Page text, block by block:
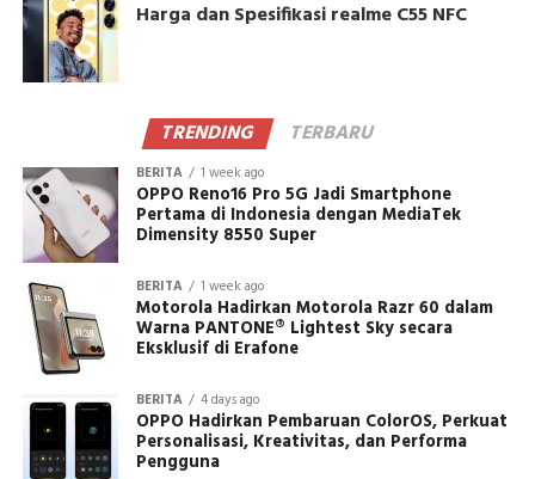
Harga dan Spesifikasi realme C55 NFC
TRENDING TERBARU
BERITA 1 week ago
OPPO Reno16 Pro 5G Jadi Smartphone
Pertama di Indonesia dengan MediaTek
Dimensity 8550 Super
BERITA 1 week ago
Motorola Hadirkan Motorola Razr 60 dalam
Warna PANTONE® Lightest Sky secara
Eksklusif di Erafone
BERITA 4 days ago
OPPO Hadirkan Pembaruan ColorOS, Perkuat
Personalisasi, Kreativitas, dan Performa
Pengguna